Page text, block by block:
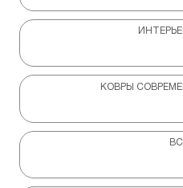
КОВРЫ